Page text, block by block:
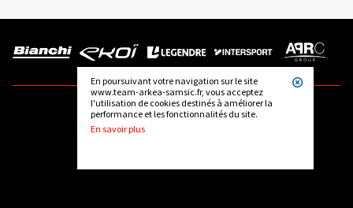
En poursuivant votre navigation sur le site
www.team-arkea-samsic.fr, vous acceptez
l'utilisation de cookies destinés à améliorer la
performance et les fonctionnalités du site.
En savoir plus
SUIVEZ-NOUS